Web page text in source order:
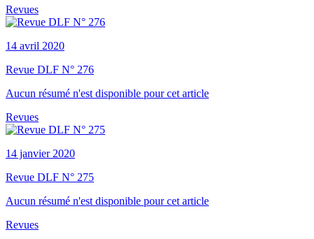
Revues
14 avril 2020
Revue DLF N° 276
Aucun résumé n'est disponible pour cet article
Revues
14 janvier 2020
Revue DLF N° 275
Aucun résumé n'est disponible pour cet article
Revues